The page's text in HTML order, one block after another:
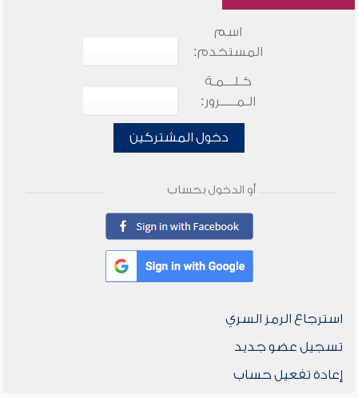
اسم
المستخدم:
كـلـــمـة
الـمـــــرور:
دخول المشتركين
أو الدخول بحساب
استرجاع الرمز السري
تسجيل عضو جديد
إعادة تفعيل حساب